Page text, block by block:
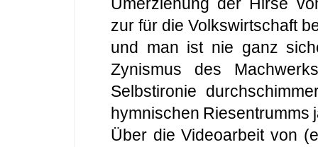
zur für die Volkswirtschaft
und man ist nie ganz
Zynismus des
Selbstironie
hymnischen Riesentrumms
Über die Videoarbeit von